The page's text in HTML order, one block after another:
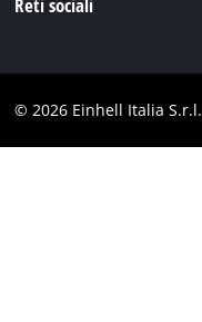
Einhell prodotti
Comformità
Reti sociali
Linkedin
© 2026 Einhell Italia S.r.l.